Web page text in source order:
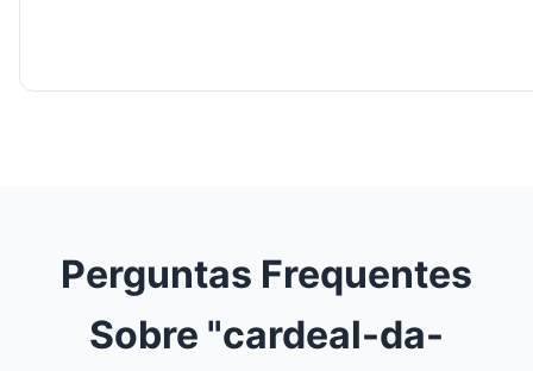
Perguntas Frequentes
Sobre "cardeal-da-